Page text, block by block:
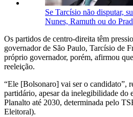
Se Tarcísio não disputar,
Nunes, Ramuth ou do
Os partidos de centro-direita têm
governador de São Paulo, Tarcísio de
próprio governador, porém, afirmou
reeleição.
“Ele [Bolsonaro] vai ser o candidato”,
partidário, apesar da inelegibilidade do
Planalto até 2030, determinada pelo
Eleitoral).